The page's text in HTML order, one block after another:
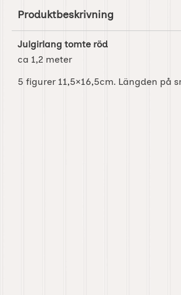
Produktbeskrivning
Julgirlang tomte röd
ca 1,2 meter
5 figurer 11,5×16,5cm. Längden på